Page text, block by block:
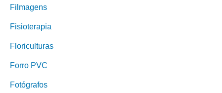
Filmagens
Fisioterapia
Floriculturas
Forro PVC
Fotógrafos